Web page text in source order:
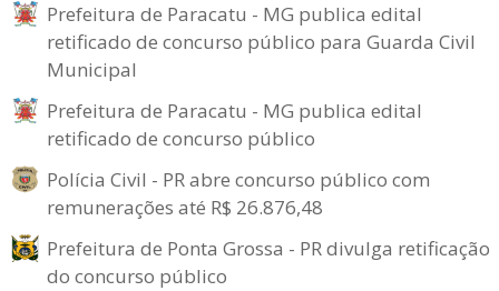
Prefeitura de Paracatu - MG publica edital
retificado de concurso público para Guarda Civil
Municipal
Prefeitura de Paracatu - MG publica edital
retificado de concurso público
Polícia Civil - PR abre concurso público com
remunerações até R$ 26.876,48
Prefeitura de Ponta Grossa - PR divulga retificação
do concurso público